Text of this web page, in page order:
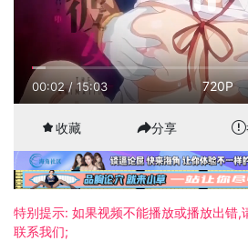
00:02/15:03 720P
收藏 分享
特别提示: 如果视频不能播放或播放出错,
联系我们;